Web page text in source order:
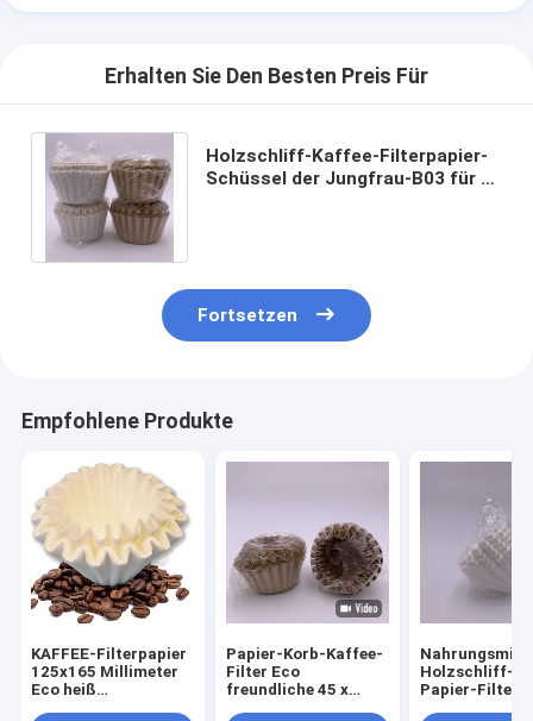
Erhalten Sie Den Besten Preis Für
Holzschliff-Kaffee-Filterpapier-
Schüssel der Jungfrau-B03 für 6
Fortsetzen
Empfohlene Produkte
KAFFEE-Filterpapier
125x165 Millimeter
Eco heiß
Papier-Korb-Kaffee-
Filter Eco
freundliche 45 x
Holzschliff-
Papier-Filter